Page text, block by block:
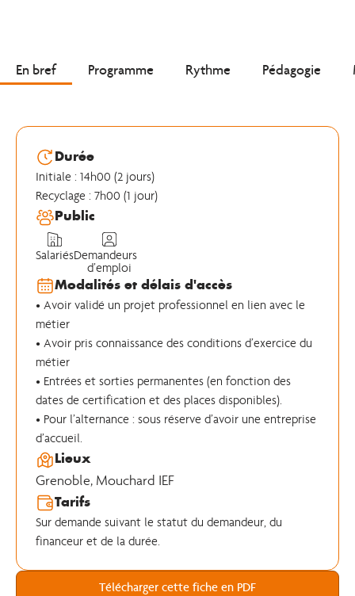
En bref Programme Rythme Pédagogie
Durée
Initiale : 14h00 (2 jours)
Recyclage : 7h00 (1 jour)
Public
SalariésDemandeurs
d’emploi
Modalités et délais d'accès
• Avoir validé un projet professionnel en lien avec le
métier
• Avoir pris connaissance des conditions d’exercice du
métier
• Entrées et sorties permanentes (en fonction des
dates de certification et des places disponibles).
• Pour l’alternance : sous réserve d’avoir une entreprise
d’accueil.
Lieux
Grenoble, Mouchard IEF
Tarifs
Sur demande suivant le statut du demandeur, du
financeur et de la durée.
Télécharger cette fiche en PDF